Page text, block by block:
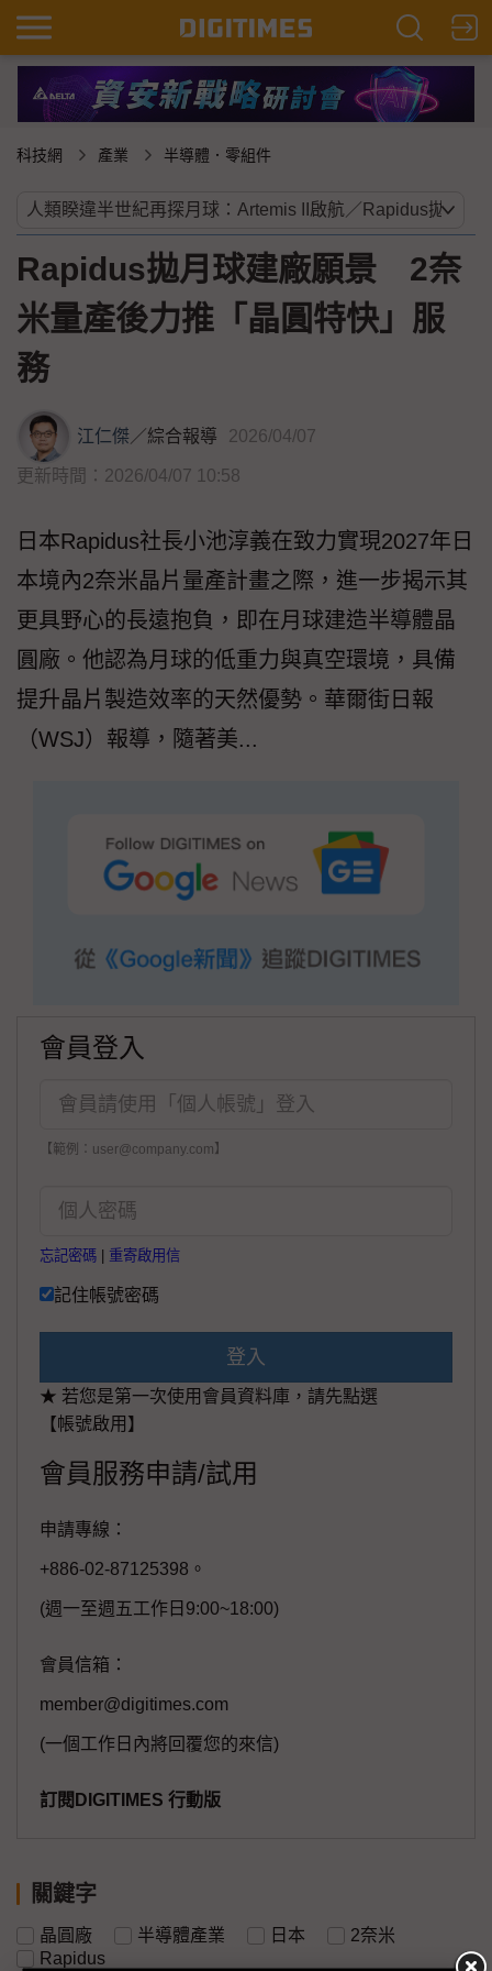
科技網 產業 半導體．零組件
Rapidus拋月球建廠願景 2奈
米量產後力推「晶圓特快」服
務
江仁傑／綜合報導 2026/04/07
更新時間：2026/04/07 10:58
日本Rapidus社長小池淳義在致力實現2027年日
本境內2奈米晶片量產計畫之際，進一步揭示其
更具野心的長遠抱負，即在月球建造半導體晶
圓廠。他認為月球的低重力與真空環境，具備
提升晶片製造效率的天然優勢。華爾街日報
（WSJ）報導，隨著美...
會員登入
【範例：user@company.com】
忘記密碼 重寄啟用信
記住帳號密碼
登入
★ 若您是第一次使用會員資料庫，請先點選
【帳號啟用】
會員服務申請/試用
申請專線：
+886-02-87125398。
(週一至週五工作日9:00~18:00)
會員信箱：
member@digitimes.com
(一個工作日內將回覆您的來信)
訂閱DIGITIMES 行動版
關鍵字
晶圓廠 半導體產業 日本
2奈米
Rapidus